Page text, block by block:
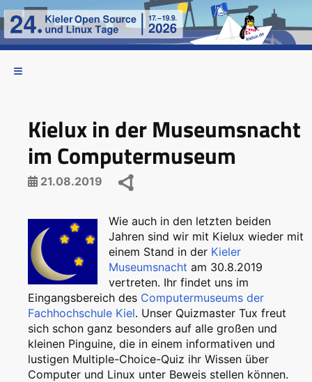
Kielux in der Museumsnacht
im Computermuseum
21.08.2019
Wie auch in den letzten beiden
Jahren sind wir mit Kielux wieder mit
einem Stand in der Kieler
Museumsnacht am 30.8.2019
vertreten. Ihr findet uns im
Eingangsbereich des Computermuseums der
Fachhochschule Kiel. Unser Quizmaster Tux freut
sich schon ganz besonders auf alle großen und
kleinen Pinguine, die in einem informativen und
lustigen Multiple-Choice-Quiz ihr Wissen über
Computer und Linux unter Beweis stellen können.